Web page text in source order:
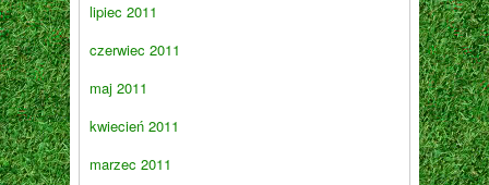
lipiec 2011
czerwiec 2011
maj 2011
kwiecień 2011
marzec 2011